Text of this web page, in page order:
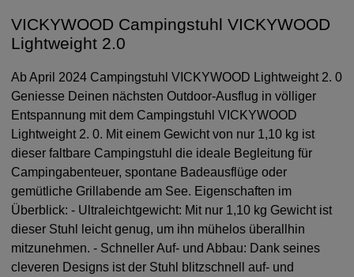
VICKYWOOD Campingstuhl VICKYWOOD
Lightweight 2.0
Ab April 2024 Campingstuhl VICKYWOOD Lightweight 2. 0
Geniesse Deinen nächsten Outdoor-Ausflug in völliger
Entspannung mit dem Campingstuhl VICKYWOOD
Lightweight 2. 0. Mit einem Gewicht von nur 1,10 kg ist
dieser faltbare Campingstuhl die ideale Begleitung für
Campingabenteuer, spontane Badeausflüge oder
gemütliche Grillabende am See. Eigenschaften im
Überblick: - Ultraleichtgewicht: Mit nur 1,10 kg Gewicht ist
dieser Stuhl leicht genug, um ihn mühelos überallhin
mitzunehmen. - Schneller Auf- und Abbau: Dank seines
cleveren Designs ist der Stuhl blitzschnell auf- und